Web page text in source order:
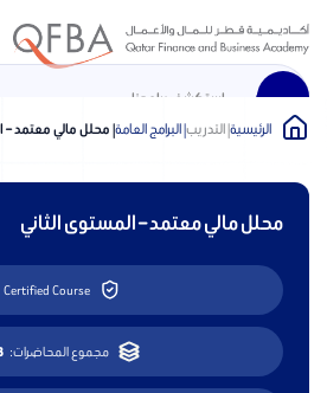
الرئيسية
نبذة عن الأكاديمية
برامج التدريب المهني
الرئيسية| التدريب| البرامج العامة| محلل مالي معتمد –
محلل مالي معتمد – المستوى الثاني
Certified Course
مجموع المحاضرات: